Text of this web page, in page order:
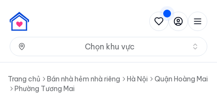
Chọn khu vực
Trang chủ Bán nhà hẻm nhà riêng Hà Nội
Quận Hoàng Mai
Phường Tương Mai